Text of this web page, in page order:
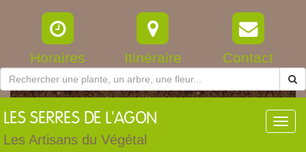
Horaires Itinéraire Contact
LES SERRES DE L'AGON
Les Artisans du Végétal